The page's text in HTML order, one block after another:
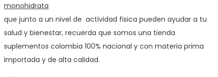
monohidrata
que junto a un nivel de actividad fisica pueden ayudar a tu
salud y bienestar, recuerda que somos una tienda
suplementos colombia 100% nacional y con materia prima
importada y de alta calidad.